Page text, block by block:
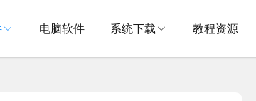
电脑软件 系统下载 教程资源